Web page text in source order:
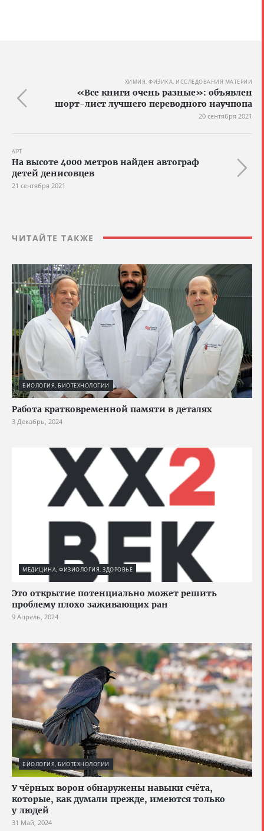
ХИМИЯ, ФИЗИКА, ИССЛЕДОВАНИЯ МАТЕРИИ
«Все книги очень разные»: объявлен
шорт-лист лучшего переводного научпопа
20 сентября 2021
АРТ
На высоте 4000 метров найден автограф
детей денисовцев
21 сентября 2021
ЧИТАЙТЕ ТАКЖЕ
БИОЛОГИЯ, БИОТЕХНОЛОГИИ
Работа кратковременной памяти в деталях
3 Декабрь, 2024
МЕДИЦИНА, ФИЗИОЛОГИЯ, ЗДОРОВЬЕ
Это открытие потенциально может решить
проблему плохо заживающих ран
9 Апрель, 2024
БИОЛОГИЯ, БИОТЕХНОЛОГИИ
У чёрных ворон обнаружены навыки счёта,
которые, как думали прежде, имеются только
у людей
31 Май, 2024